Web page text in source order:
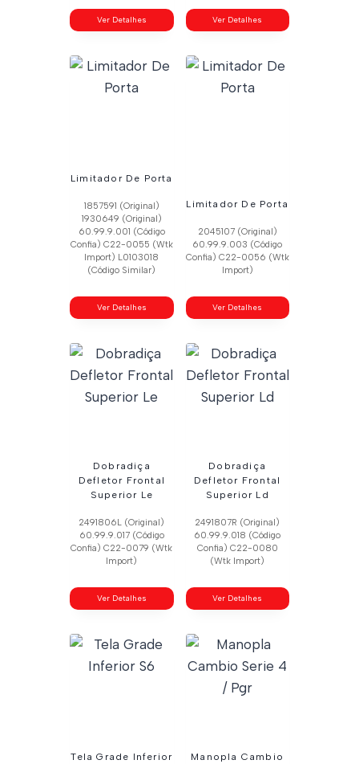
Ver Detalhes Ver Detalhes
Limitador De Porta
1857591 (Original)
1930649 (Original)
60.99.9.001 (Código
Confia) C22-0055 (Wtk
Import) L0103018
(Código Similar)
Ver Detalhes
Limitador De Porta
2045107 (Original)
60.99.9.003 (Código
Confia) C22-0056 (Wtk
Import)
Ver Detalhes
Dobradiça
Defletor Frontal
Superior Le
2491806L (Original)
60.99.9.017 (Código
Confia) C22-0079 (Wtk
Import)
Ver Detalhes
Dobradiça
Defletor Frontal
Superior Ld
2491807R (Original)
60.99.9.018 (Código
Confia) C22-0080
(Wtk Import)
Ver Detalhes
Tela Grade Inferior
Manopla Cambio